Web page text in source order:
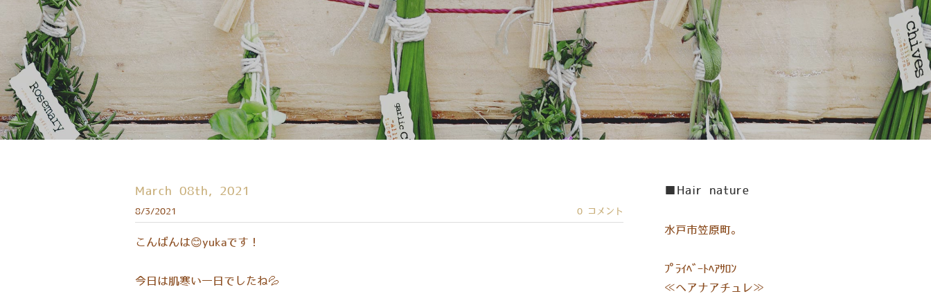
March 08th, 2021
8/3/2021 0 コメント
​こんばんは😊yukaです！
今日は肌寒い一日でしたね💦
■Hair nature
水戸市笠原町。
ﾌﾟﾗｲﾍﾞｰﾄﾍｱｻﾛﾝ
≪ヘアナアチュレ≫